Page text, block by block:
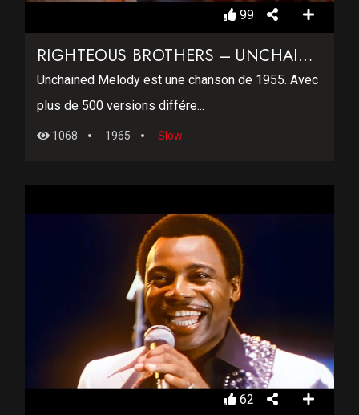
99
RIGHTEOUS BROTHERS – UNCHAINED MELODY – GHOST
Unchained Melody est une chanson de 1955. Avec
plus de 500 versions différe...
1068 1965 Slow
62